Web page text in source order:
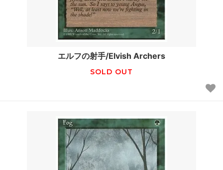
エルフの射手/Elvish Archers
SOLD OUT